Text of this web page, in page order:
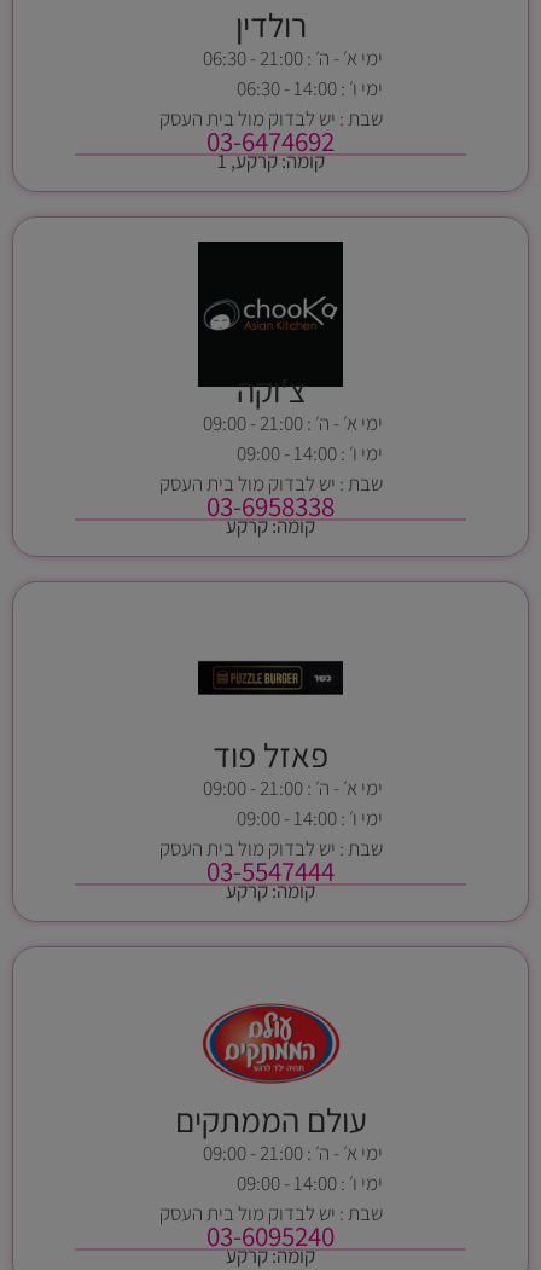
רולדין
ימי א׳ - ה׳ : 21:00 - 06:30
ימי ו׳ : 14:00 - 06:30
שבת : יש לבדוק מול בית העסק
03-6474692
קומה: קרקע, 1
צ'וקה
ימי א׳ - ה׳ : 21:00 - 09:00
ימי ו׳ : 14:00 - 09:00
שבת : יש לבדוק מול בית העסק
03-6958338
קומה: קרקע
פאזל פוד
ימי א׳ - ה׳ : 21:00 - 09:00
ימי ו׳ : 14:00 - 09:00
שבת : יש לבדוק מול בית העסק
03-5547444
קומה: קרקע
עולם הממתקים
ימי א׳ - ה׳ : 21:00 - 09:00
ימי ו׳ : 14:00 - 09:00
שבת : יש לבדוק מול בית העסק
03-6095240
קומה: קרקע